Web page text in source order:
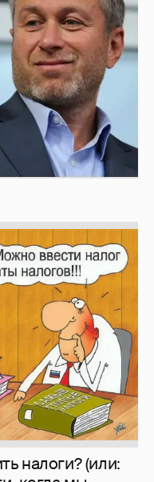
налоги? (или: